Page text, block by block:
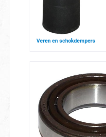
Veren en schokdempers